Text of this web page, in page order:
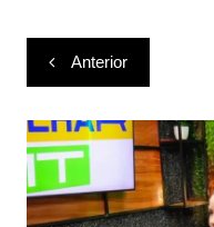
Navegação
de
Post
Anterior